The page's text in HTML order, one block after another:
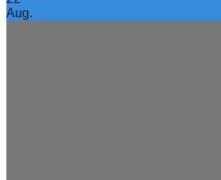
Aug.